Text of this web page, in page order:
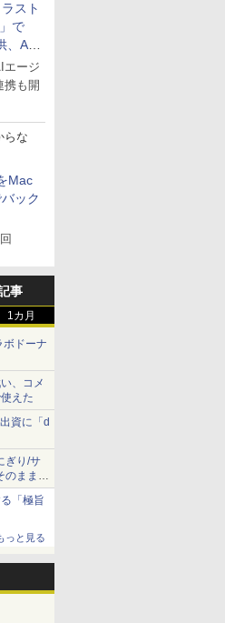
スト
で
、AI
易に
エージ
携も開
らな
Mac
ック
事
1カ月
ボドーナ
、コメ
えた
資に「d
ぎり/サ
のままで
「極旨
っと見る